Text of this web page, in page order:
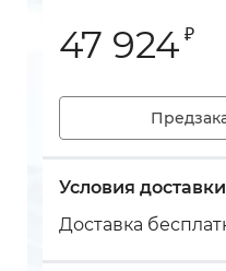
47 924 ₽
Условия доставки
Доставка